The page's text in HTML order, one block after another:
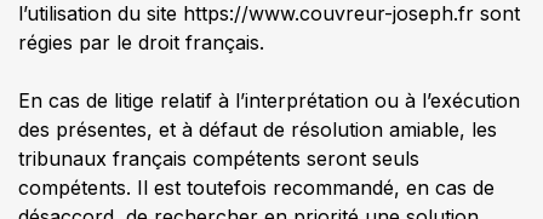
l’utilisation du site https://www.couvreur-joseph.fr sont
régies par le droit français.
En cas de litige relatif à l’interprétation ou à l’exécution
des présentes, et à défaut de résolution amiable, les
tribunaux français compétents seront seuls
compétents. Il est toutefois recommandé, en cas de